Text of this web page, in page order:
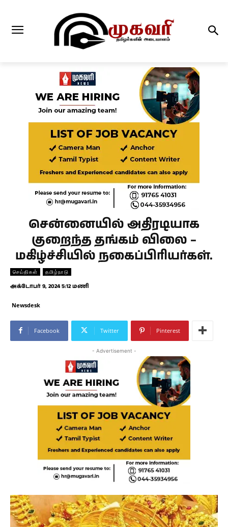
சென்னையில் அதிரடியாக
குறைந்த தங்கம் விலை –
மகிழ்ச்சியில் நகைப்பிரியர்கள்.
செய்திகள் தமிழ்நாடு
அக்டோபர் 9, 2024 5:12 மணி
Newsdesk
Facebook Twitter Pinterest
- Advertisement -